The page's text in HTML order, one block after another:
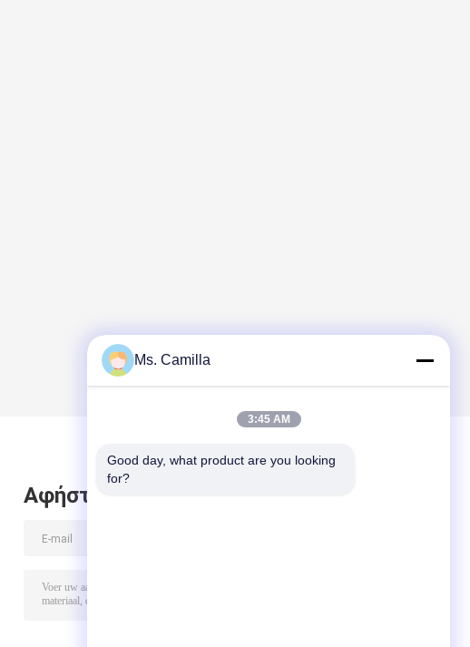
Αφήστε μήνυμα
Ms. Camilla
3:45 AM
Good day, what product are you looking
for?